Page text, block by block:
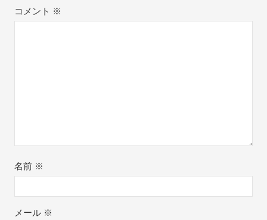
コメント ※
名前 ※
メール ※